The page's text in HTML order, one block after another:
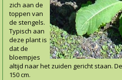
zich aan de
toppen van
de stengels.
Typisch aan
deze plant is
dat de
bloempjes
altijd naar het zuiden gericht staan.
150 cm.